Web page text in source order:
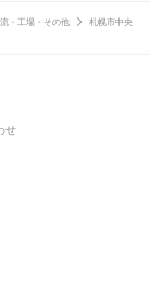
・工場・その他
札幌市中央
せ